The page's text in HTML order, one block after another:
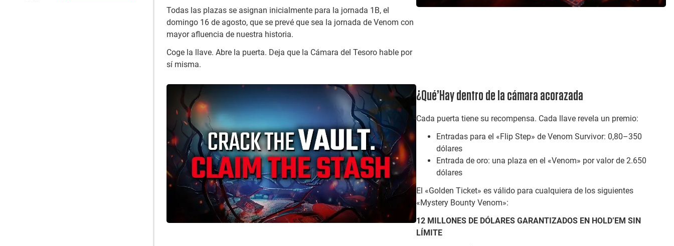
Todas las plazas se asignan inicialmente para la jornada 1B, el
domingo 16 de agosto, que se prevé que sea la jornada de Venom con
mayor afluencia de nuestra historia.
Coge la llave. Abre la puerta. Deja que la Cámara del Tesoro hable por
sí misma.
¿Qué’Hay dentro de la cámara acorazada
Cada puerta tiene su recompensa. Cada llave revela un premio:
Entradas para el «Flip Step» de Venom Survivor: 0,80–350
dólares
Entrada de oro: una plaza en el «Venom» por valor de 2.650
dólares
El «Golden Ticket» es válido para cualquiera de los siguientes
«Mystery Bounty Venom»:
12 MILLONES DE DÓLARES GARANTIZADOS EN HOLD’EM SIN
LÍMITE